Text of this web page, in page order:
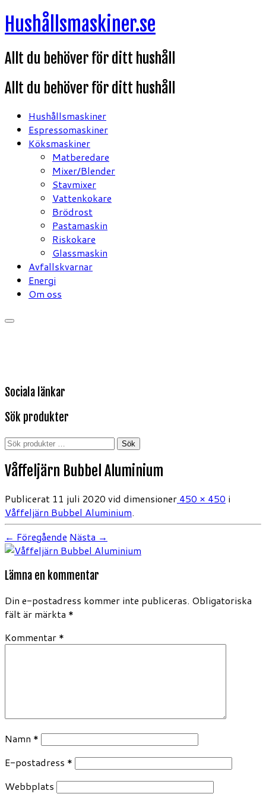
Hoppa
till
Hushållsmaskiner.se
Allt du behöver för ditt hushåll
Allt du behöver för ditt hushåll
Hushållsmaskiner
Espressomaskiner
Köksmaskiner
Matberedare
Mixer/Blender
Stavmixer
Vattenkokare
Brödrost
Pastamaskin
Riskokare
Glassmaskin
Avfallskvarnar
Energi
Om oss
Sociala länkar
Sök produkter
Sök
Sök
Våffeljärn Bubbel Aluminium
Publicerat 11 juli 2020 vid dimensioner 450 × 450 i
Våffeljärn Bubbel Aluminium.
← Föregående Nästa →
Lämna en kommentar
Din e-postadress kommer inte publiceras. Obligatoriska
fält är märkta *
Kommentar *
Namn *
E-postadress *
Webbplats